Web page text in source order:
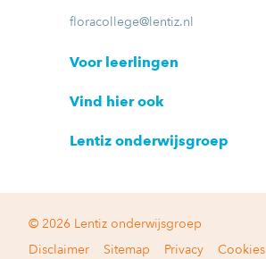
floracollege@lentiz.nl
Voor leerlingen
Vind hier ook
Lentiz onderwijsgroep
© 2026 Lentiz onderwijsgroep
Disclaimer
Sitemap Privacy
Cookies